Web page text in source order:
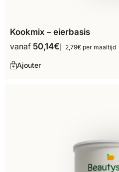
Kookmix – eierbasis
vanaf 50,14€ 2,79€ per maaltijd
Ajouter